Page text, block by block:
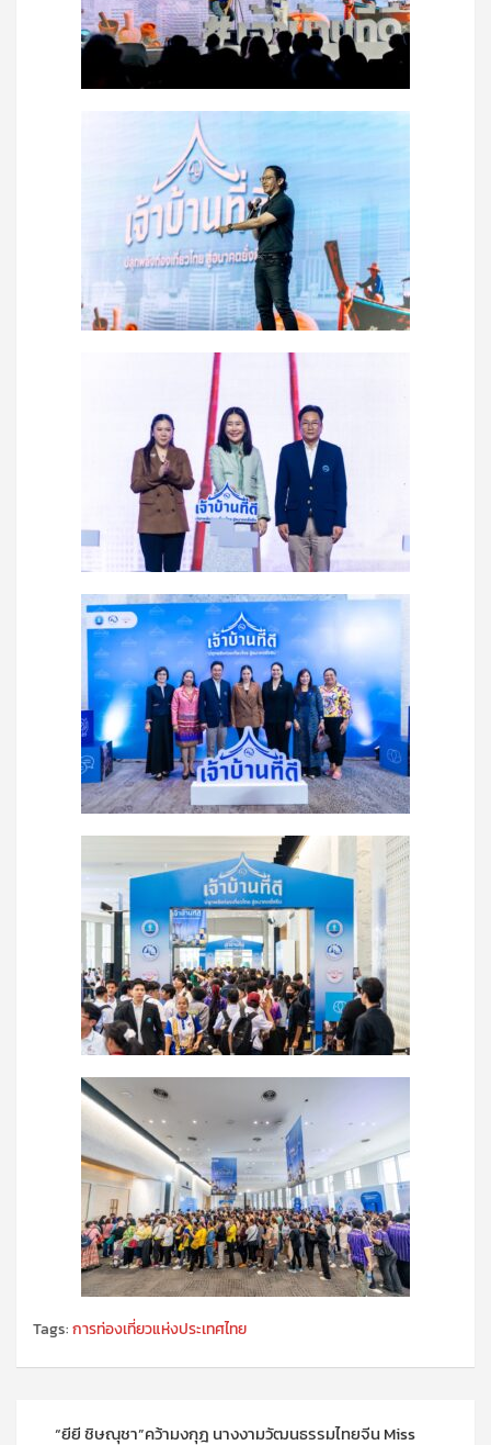
Tags:การท่องเที่ยวแห่งประเทศไทย
แนะแนว
“ยียี ชิษณุชา”คว้ามงกุฎ นางงามวัฒนธรรมไทยจีน Miss